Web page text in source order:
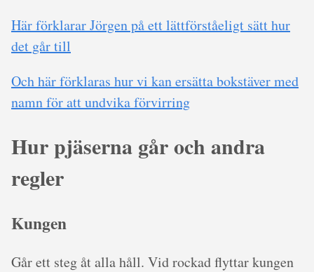
Här förklarar Jörgen på ett lättförståeligt sätt hur
det går till
Och här förklaras hur vi kan ersätta bokstäver med
namn för att undvika förvirring
Hur pjäserna går och andra
regler
Kungen
Går ett steg åt alla håll. Vid rockad flyttar kungen